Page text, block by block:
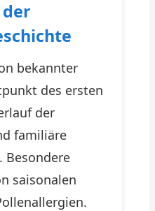
bekannter
des ersten
der
familiäre
Besondere
saisonalen